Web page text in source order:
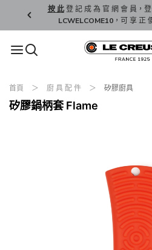
按 此登 記 成 為 官 網 會 員，
LCWELCOME10，可 享 正
首頁 廚 具 配 件 矽膠廚具
矽膠鍋柄套 Flame